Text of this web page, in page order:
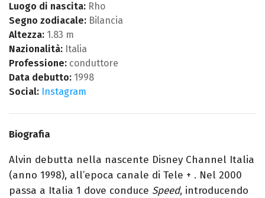
Luogo di nascita: Rho
Segno zodiacale: Bilancia
Altezza: 1.83 m
Nazionalità: Italia
Professione: conduttore
Data debutto: 1998
Social: Instagram
Biografia
Alvin debutta nella nascente Disney Channel Italia
(anno 1998), all’epoca canale di Tele + . Nel 2000
passa a Italia 1 dove conduce Speed, introducendo